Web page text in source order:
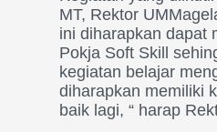
MT, Rektor
ini diharapkan dapat
Pokja Soft Skill
kegiatan belajar
diharapkan memiliki
baik lagi, “ harap